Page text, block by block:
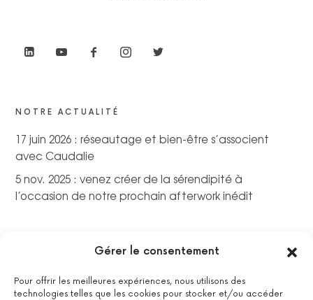
Gérer le consentement
Pour offrir les meilleures expériences, nous utilisons des
technologies telles que les cookies pour stocker et/ou accéder
NOTRE ACTUALITÉ
17 juin 2026 : réseautage et bien-être s’associent
avec Caudalie
5 nov. 2025 : venez créer de la sérendipité à
l’occasion de notre prochain afterwork inédit